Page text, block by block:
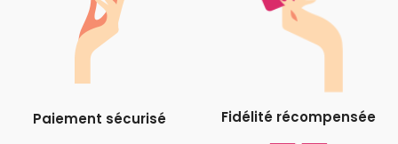
Paiement sécurisé Fidélité récompensée